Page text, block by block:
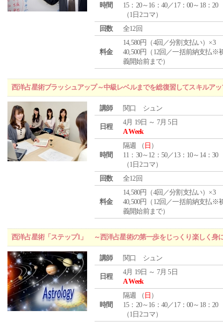
時間
15：20～16：40／17：00～18：20
（1日2コマ）
回数
全12回
料金
14,580円（4回／分割支払い）×3
40,500円（12回／一括前納支払※
義開始前まで）
西洋占星術ブラッシュアップ～中級レベルまでを総復習してスキルア
講師 関口 シュン
日程
4月 19日 ～ 7月 5日
A Week
時間
隔週 （ 日 ）
11：30～12：50／13：10～14：30
（1日2コマ）
回数
全12回
料金
14,580円（4回／分割支払い）×3
40,500円（12回／一括前納支払※
義開始前まで）
西洋占星術「ステップ1」 ～西洋占星術の第一歩をじっくり楽しく身
講師 関口 シュン
日程
4月 19日 ～ 7月 5日
A Week
時間
隔週 （ 日 ）
15：20～16：40／17：00～18：20
（1日2コマ）